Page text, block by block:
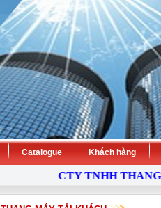
Catalogue Khách hàng
CTY TNHH THANG